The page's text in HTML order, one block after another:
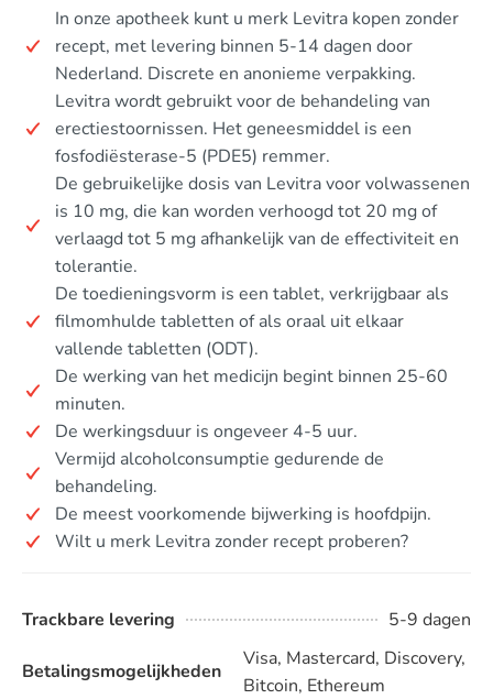
In onze apotheek kunt u merk Levitra kopen zonder
recept, met levering binnen 5-14 dagen door
Nederland. Discrete en anonieme verpakking.
Levitra wordt gebruikt voor de behandeling van
erectiestoornissen. Het geneesmiddel is een
fosfodiësterase-5 (PDE5) remmer.
De gebruikelijke dosis van Levitra voor volwassenen
is 10 mg, die kan worden verhoogd tot 20 mg of
verlaagd tot 5 mg afhankelijk van de effectiviteit en
tolerantie.
De toedieningsvorm is een tablet, verkrijgbaar als
filmomhulde tabletten of als oraal uit elkaar
vallende tabletten (ODT).
De werking van het medicijn begint binnen 25-60
minuten.
De werkingsduur is ongeveer 4-5 uur.
Vermijd alcoholconsumptie gedurende de
behandeling.
De meest voorkomende bijwerking is hoofdpijn.
Wilt u merk Levitra zonder recept proberen?
Trackbare levering 5-9 dagen
Betalingsmogelijkheden
Visa, Mastercard, Discovery,
Bitcoin, Ethereum